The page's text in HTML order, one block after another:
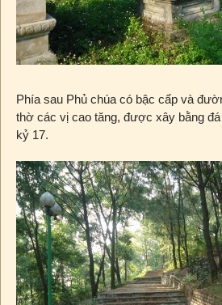
Phía sau Phủ chúa có bậc cấp và
thờ các vị cao tăng, được xây bằng
kỷ 17.